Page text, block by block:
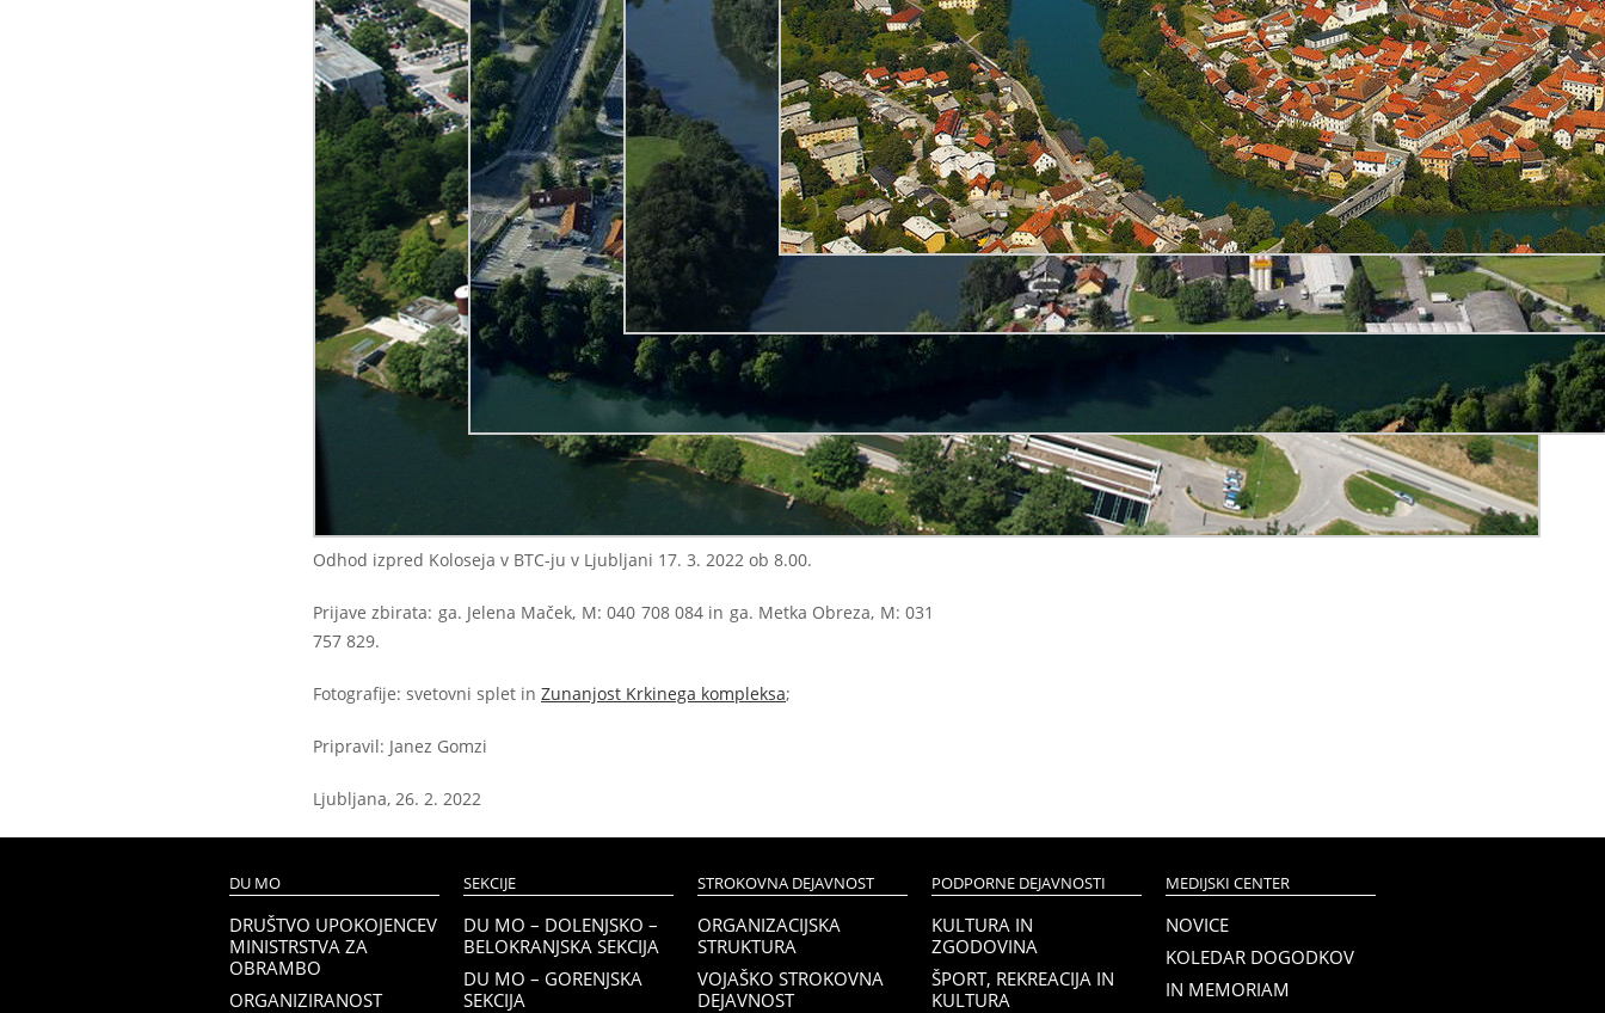
Odhod izpred Koloseja v BTC-ju v Ljubljani 17. 3. 2022 ob 8.00.
Prijave zbirata: ga. Jelena Maček, M: 040 708 084 in ga. Metka Obreza, M: 031
757 829.
Fotografije: svetovni splet in Zunanjost Krkinega kompleksa;
Pripravil: Janez Gomzi
Ljubljana, 26. 2. 2022
DU MO
DRUŠTVO UPOKOJENCEV
MINISTRSTVA ZA
OBRAMBO
ORGANIZIRANOST
SEKCIJE
DU MO – DOLENJSKO –
BELOKRANJSKA SEKCIJA
DU MO – GORENJSKA
SEKCIJA
STROKOVNA DEJAVNOST
ORGANIZACIJSKA
STRUKTURA
VOJAŠKO STROKOVNA
DEJAVNOST
PODPORNE DEJAVNOSTI
KULTURA IN
ZGODOVINA
ŠPORT, REKREACIJA IN
KULTURA
MEDIJSKI CENTER
NOVICE
KOLEDAR DOGODKOV
IN MEMORIAM